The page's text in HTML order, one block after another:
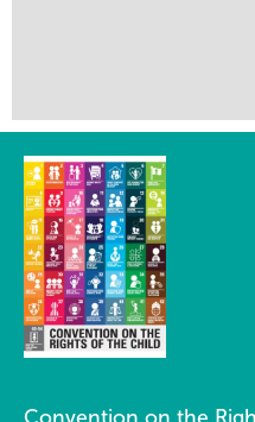
Convention on the